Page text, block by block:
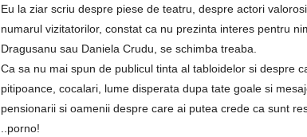
Eu la ziar scriu despre piese de teatru, despre actori
numarul vizitatorilor, constat ca nu prezinta interes pentru
Dragusanu sau Daniela Crudu, se schimba treaba.
Ca sa nu mai spun de publicul tinta al tabloidelor si despre
pitipoance, cocalari, lume disperata dupa tate goale si
pensionarii si oamenii despre care ai putea crede ca sunt
..porno!